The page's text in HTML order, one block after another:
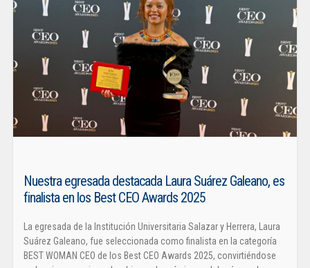
Nuestra egresada destacada Laura Suárez Galeano, es
finalista en los Best CEO Awards 2025
La egresada de la Institución Universitaria Salazar y Herrera, Laura
Suárez Galeano, fue seleccionada como finalista en la categoría
BEST WOMAN CEO de los Best CEO Awards 2025, convirtiéndose